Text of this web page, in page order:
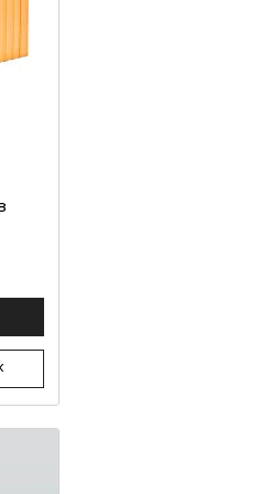
дождь,